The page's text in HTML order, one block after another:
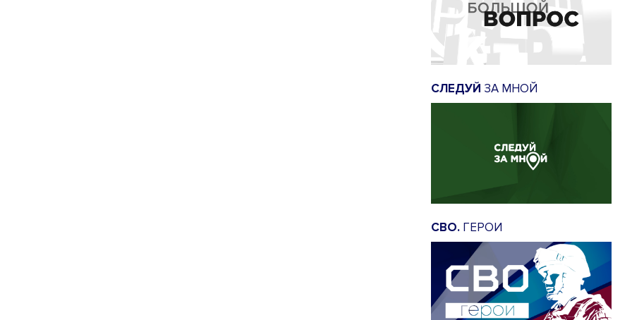
СЛЕДУЙ ЗА МНОЙ
СВО. ГЕРОИ